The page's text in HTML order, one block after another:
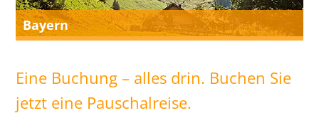
Bayern
Eine Buchung – alles drin. Buchen Sie
jetzt eine Pauschalreise.